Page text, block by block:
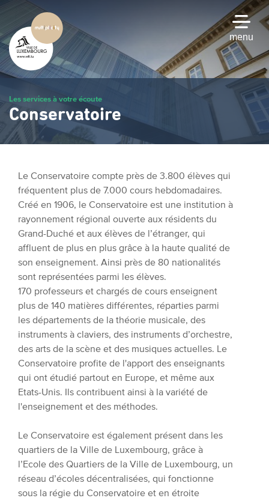
contenu
principal
menu
Les services à votre écoute
Conservatoire
Le Conservatoire compte près de 3.800 élèves qui
fréquentent plus de 7.000 cours hebdomadaires.
Créé en 1906, le Conservatoire est une institution à
rayonnement régional ouverte aux résidents du
Grand-Duché et aux élèves de l’étranger, qui
affluent de plus en plus grâce à la haute qualité de
son enseignement. Ainsi près de 80 nationalités
sont représentées parmi les élèves.
170 professeurs et chargés de cours enseignent
plus de 140 matières différentes, réparties parmi
les départements de la théorie musicale, des
instruments à claviers, des instruments d’orchestre,
des arts de la scène et des musiques actuelles. Le
Conservatoire profite de l'apport des enseignants
qui ont étudié partout en Europe, et même aux
Etats-Unis. Ils contribuent ainsi à la variété de
l'enseignement et des méthodes.
Le Conservatoire est également présent dans les
quartiers de la Ville de Luxembourg, grâce à
l’Ecole des Quartiers de la Ville de Luxembourg, un
réseau d’écoles décentralisées, qui fonctionne
sous la régie du Conservatoire et en étroite